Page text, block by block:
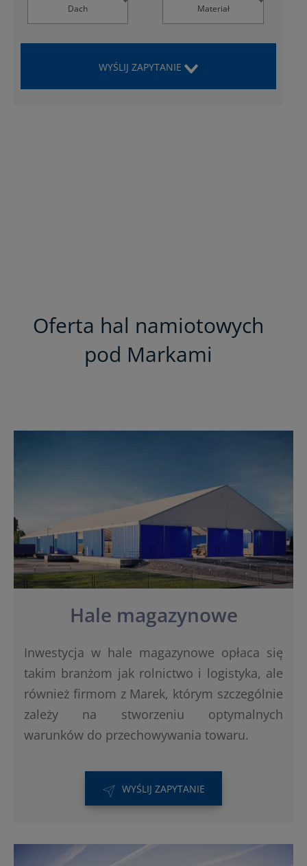
Dach Materiał
WYŚLIJ ZAPYTANIE
Oferta hal namiotowych
pod Markami
Hale magazynowe
Inwestycja w hale magazynowe opłaca się
takim branżom jak rolnictwo i logistyka, ale
również firmom z Marek, którym szczególnie
zależy na stworzeniu optymalnych
warunków do przechowywania towaru.
WYŚLIJ ZAPYTANIE